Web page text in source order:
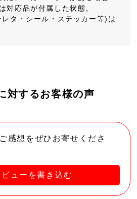
対応品が付属した状態。
タ・シール・ステッカー等)は
対するお客様の声
感想をぜひお寄せくださ
ューを書き込む